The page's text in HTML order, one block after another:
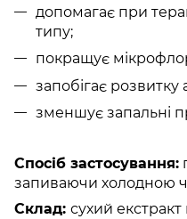
допомагає при
типу;
покращує
запобігає розвитку
зменшує запальні
Спосіб застосування:
запиваючи холодною
Склад: сухий